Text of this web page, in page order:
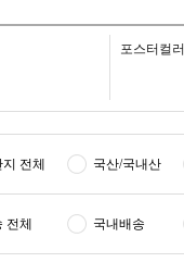
포스터컬러
전체 국산/국내산
전체 국내배송